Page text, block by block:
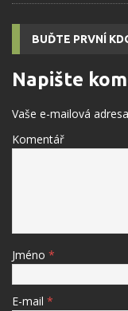
BUĎTE PRVNÍ
Napište
Vaše e-mailová
Komentář
Jméno *
E-mail *